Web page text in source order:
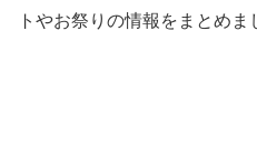
トやお祭りの情報をまとめま